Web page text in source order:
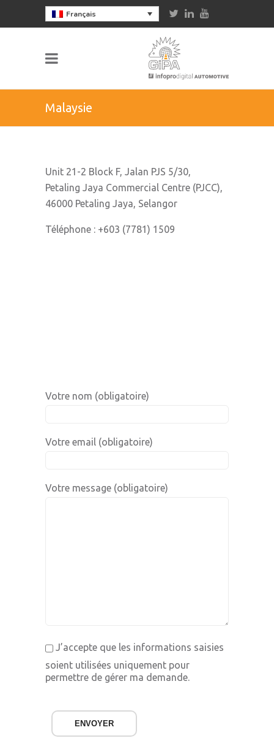
Français
Malaysie
Unit 21-2 Block F, Jalan PJS 5/30,
Petaling Jaya Commercial Centre (PJCC),
46000 Petaling Jaya, Selangor
Téléphone : +603 (7781) 1509
Votre nom (obligatoire)
Votre email (obligatoire)
Votre message (obligatoire)
J’accepte que les informations saisies
soient utilisées uniquement pour
permettre de gérer ma demande.
ENVOYER